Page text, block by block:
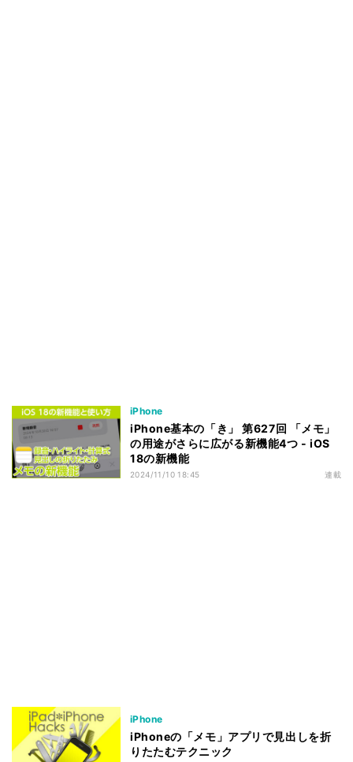
iPhone
iPhone基本の「き」 第627回 「メモ」
の用途がさらに広がる新機能4つ - iOS
18の新機能
2024/11/10 18:45 連載
iPhone
iPhoneの「メモ」アプリで見出しを折
りたたむテクニック